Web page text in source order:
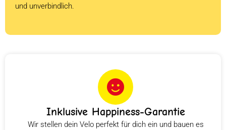
und unverbindlich.
Inklusive Happiness-Garantie
Wir stellen dein Velo perfekt für dich ein und bauen es